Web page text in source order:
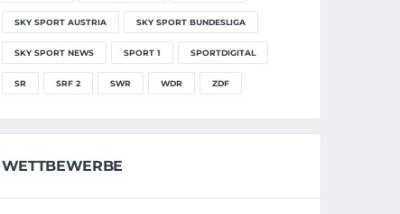
SKY SPORT AUSTRIA SKY SPORT BUNDESLIGA
SKY SPORT NEWS SPORT 1 SPORTDIGITAL
SR SRF 2 SWR WDR ZDF
WETTBEWERBE